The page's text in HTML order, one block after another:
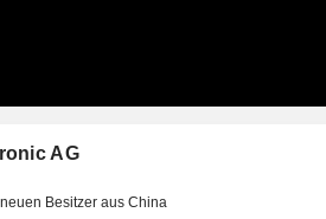
AG
Besitzer aus China